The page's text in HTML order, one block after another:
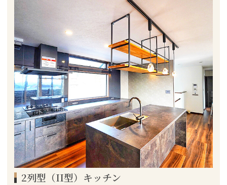
2列型（II型）キッチン